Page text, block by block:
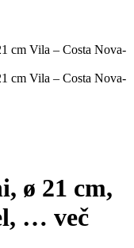
ø 21 cm,
, … več